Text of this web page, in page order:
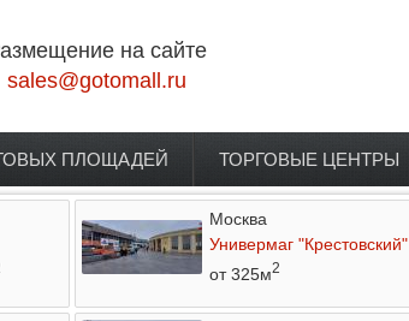
на сайте
sales@gotomall.ru
ПЛОЩАДЕЙ ТОРГОВЫЕ ЦЕНТРЫ
Москва
Универмаг "Крестовский"
от 325м2